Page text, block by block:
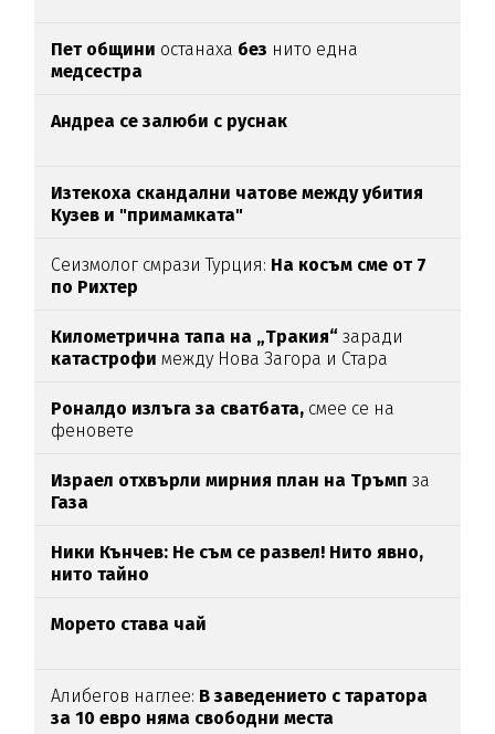
Пет общини останаха без нито една
медсестра
Андреа се залюби с руснак
Изтекоха скандални чатове между убития
Кузев и "примамката"
Сеизмолог смрази Турция: На косъм сме от 7
по Рихтер
Километрична тапа на „Тракия“ заради
катастрофи между Нова Загора и Стара
Роналдо излъга за сватбата, смее се на
феновете
Израел отхвърли мирния план на Тръмп за
Газа
Ники Кънчев: Не съм се развел! Нито явно,
нито тайно
Морето става чай
Алибегов наглее: В заведението с таратора
за 10 евро няма свободни места